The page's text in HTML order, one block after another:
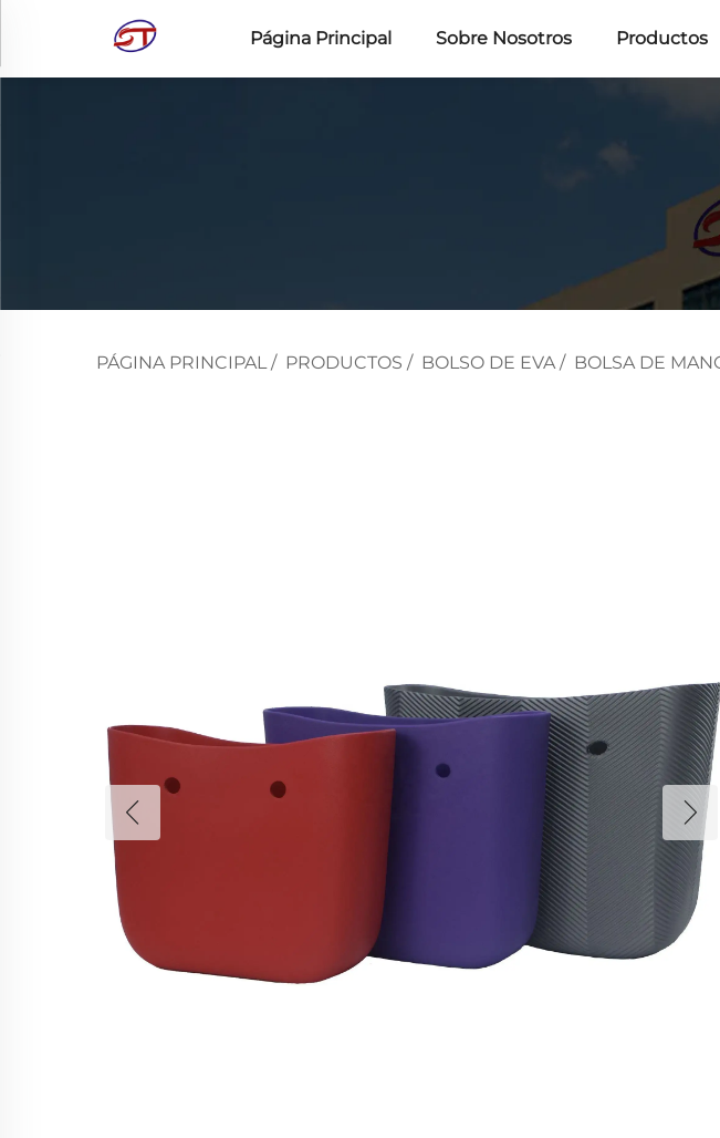
Página Principal Sobre Nosotros Productos
PÁGINA PRINCIPAL/ PRODUCTOS / BOLSO DE EVA/ BOLSA DE